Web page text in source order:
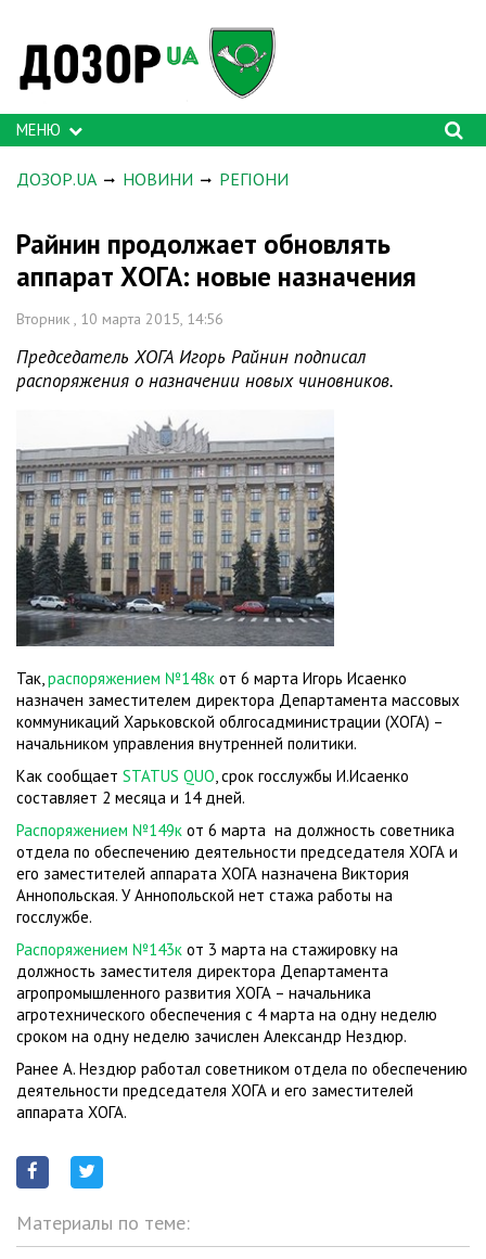
МЕНЮ
ДОЗОР.UA НОВИНИ РЕГІОНИ
Райнин продолжает обновлять
аппарат ХОГА: новые назначения
Вторник , 10 марта 2015, 14:56
Председатель ХОГА Игорь Райнин подписал
распоряжения о назначении новых чиновников.
Так,распоряжением №148к от 6 марта Игорь Исаенко
назначен заместителем директора Департамента массовых
коммуникаций Харьковской облгосадминистрации (ХОГА) –
начальником управления внутренней политики.
Как сообщает STATUS QUO, срок госслужбы И.Исаенко
составляет 2 месяца и 14 дней.
Распоряжением №149к от 6 марта на должность советника
отдела по обеспечению деятельности председателя ХОГА и
его заместителей аппарата ХОГА назначена Виктория
Аннопольская. У Аннопольской нет стажа работы на
госслужбе.
Распоряжением №143к от 3 марта на стажировку на
должность заместителя директора Департамента
агропромышленного развития ХОГА – начальника
агротехнического обеспечения с 4 марта на одну неделю
сроком на одну неделю зачислен Александр Нездюр.
Ранее А. Нездюр работал советником отдела по обеспечению
деятельности председателя ХОГА и его заместителей
аппарата ХОГА.
Материалы по теме: